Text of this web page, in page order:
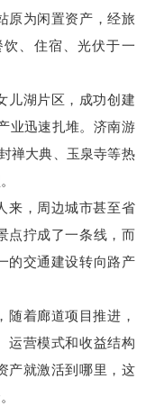
原为闲置资产，经旅
、住宿、光伏于一
儿湖片区，成功创建
业迅速扎堆。济南游
禅大典、玉泉寺等热
来，周边城市甚至省
点拧成了一条线，而
的交通建设转向路产
随着廊道项目推进，
运营模式和收益结构
产就激活到哪里，这